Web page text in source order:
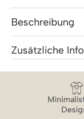
Beschreibung
Zusätzliche